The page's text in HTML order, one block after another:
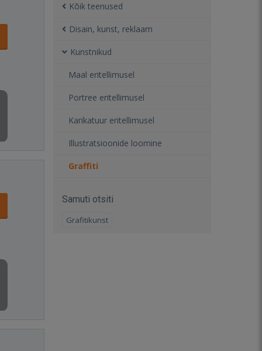
Kõik teenused
Disain, kunst, reklaam
Kunstnikud
Maal eritellimusel
Portree eritellimusel
Karikatuur eritellimusel
Illustratsioonide loomine
Graffiti
Samuti otsiti
Grafitikunst